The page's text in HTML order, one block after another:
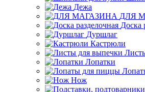
Дежа
ДЛЯ
Доска
Дуршлаг
Кастрюли
Лопатки
Нож